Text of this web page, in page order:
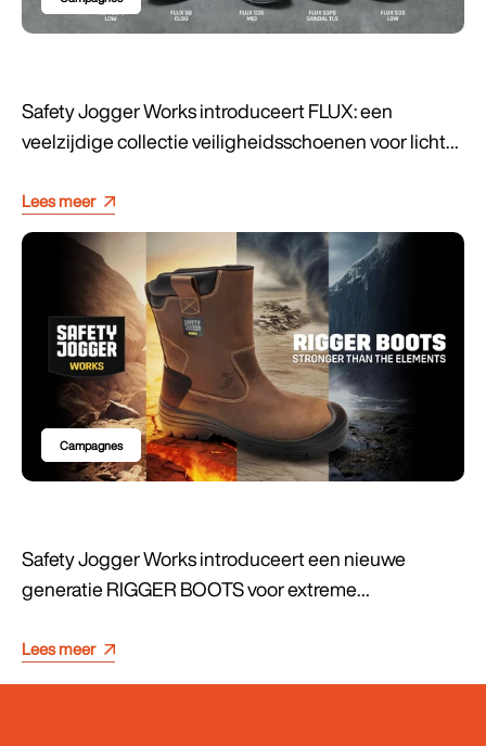
Safety Jogger Works introduceert FLUX: een
veelzijdige collectie veiligheidsschoenen voor lichte
Lees meer
Campagnes
Safety Jogger Works introduceert een nieuwe
generatie RIGGER BOOTS voor extreme
Lees meer